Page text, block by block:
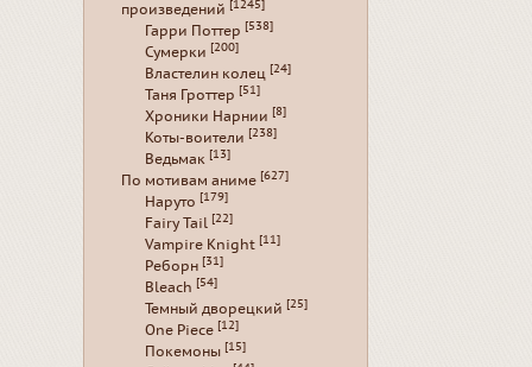
произведений [1245]
Гарри Поттер [538]
Сумерки [200]
Властелин колец [24]
Таня Гроттер [51]
Хроники Нарнии [8]
Коты-воители [238]
Ведьмак [13]
По мотивам аниме [627]
Наруто [179]
Fairy Tail [22]
Vampire Knight [11]
Реборн [31]
Bleach [54]
Темный дворецкий [25]
One Piece [12]
Покемоны [15]